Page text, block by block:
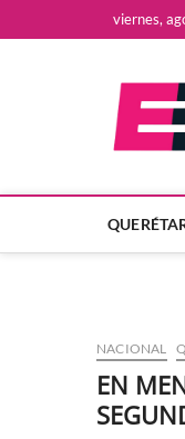
al
viernes,
NACIONAL
EN